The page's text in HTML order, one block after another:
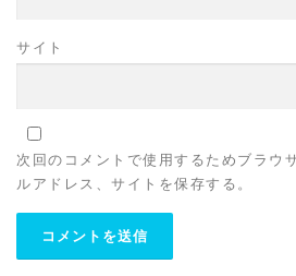
サイト
次回のコメントで使用するためブラウ
ルアドレス、サイトを保存する。